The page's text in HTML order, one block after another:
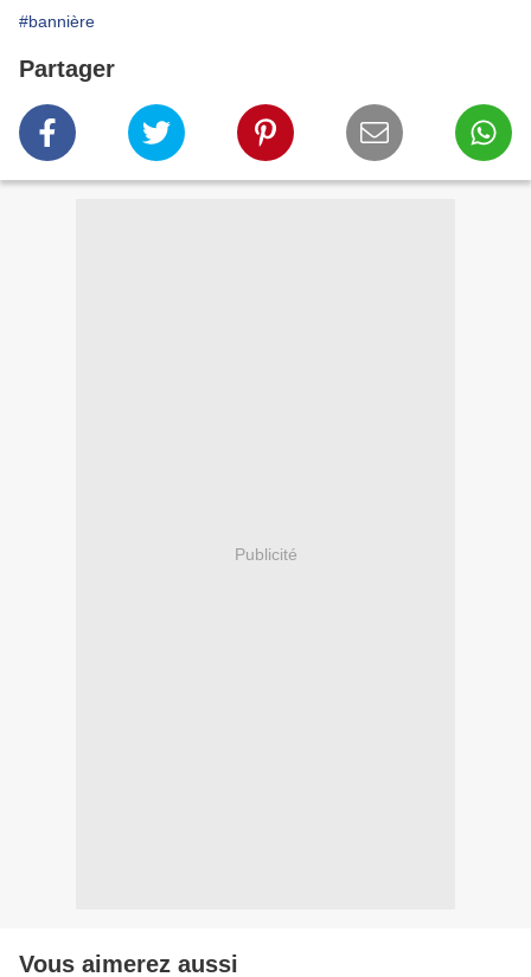
#bannière
Partager
Publicité
Vous aimerez aussi